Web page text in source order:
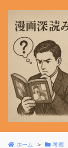
ホーム 考察